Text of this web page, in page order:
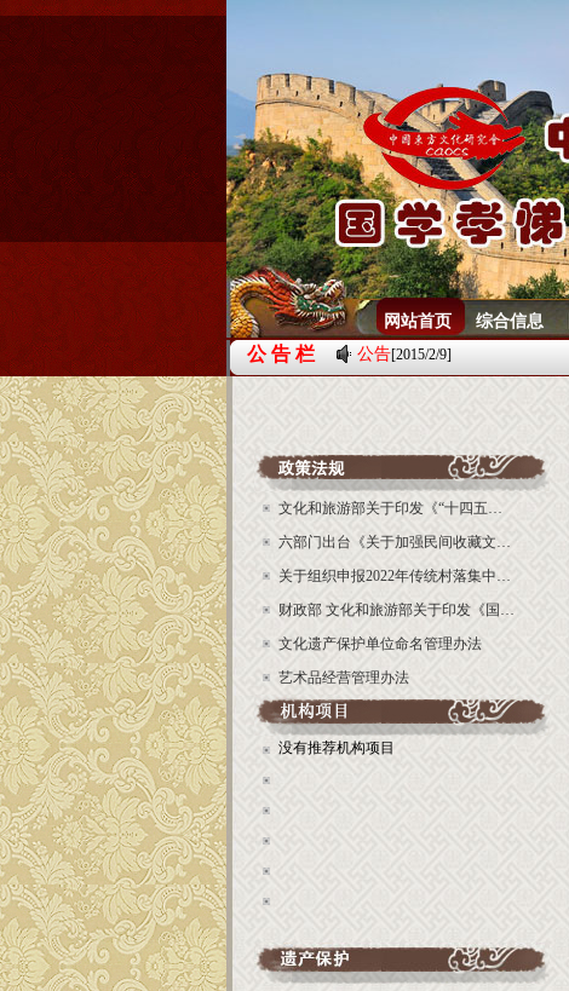
网站首页 综合信息
公 告 栏 公告[2015/2/9]
文化和旅游部关于印发《“十四五…
六部门出台《关于加强民间收藏文…
关于组织申报2022年传统村落集中…
财政部 文化和旅游部关于印发《国…
文化遗产保护单位命名管理办法
艺术品经营管理办法
没有推荐机构项目